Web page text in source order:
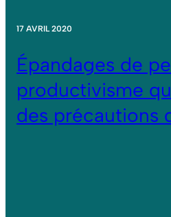
17 AVRIL 2020
Épandages de
productivisme
des précautions